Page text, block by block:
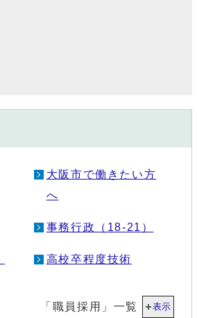
大阪市で働きたい方
へ
事務行政（18-21）
高校卒程度技術
「職員採用」一覧 表示